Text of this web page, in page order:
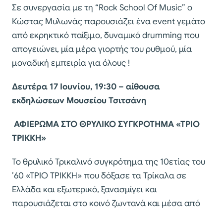
Σε συνεργασία με τη “Rock School Of Music” ο
Κώστας Μυλωνάς παρουσιάζει ένα event γεμάτο
από εκρηκτικό παίξιμο, δυναμικό drumming που
απογειώνει, μία μέρα γιορτής του ρυθμού, μία
μοναδική εμπειρία για όλους !
Δευτέρα 17 Ιουνίου, 19:30 – αίθουσα
εκδηλώσεων Μουσείου Τσιτσάνη
ΑΦΙΕΡΩΜΑ ΣΤΟ ΘΡΥΛΙΚΟ ΣΥΓΚΡΟΤΗΜΑ «ΤΡΙΟ
ΤΡΙΚΚΗ»
Το θρυλικό Τρικαλινό συγκρότημα της 10ετίας του
’60 «ΤΡΙΟ ΤΡΙΚΚΗ» που δόξασε τα Τρίκαλα σε
Ελλάδα και εξωτερικό, ξανασμίγει και
παρουσιάζεται στο κοινό ζωντανά και μέσα από